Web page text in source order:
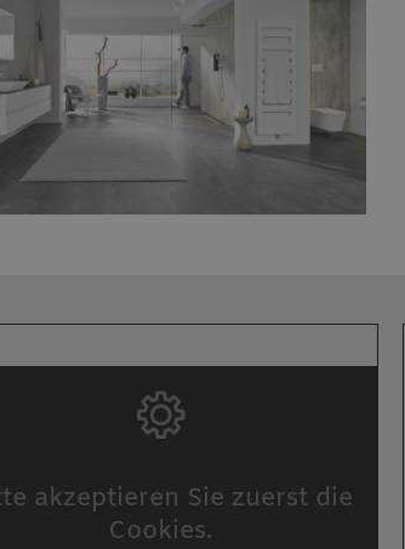
akzeptieren Sie zuerst die
Cookies.